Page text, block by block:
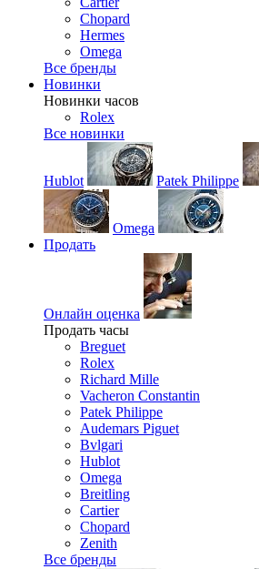
Chopard
Hermes
Omega
Все бренды
Новинки
Новинки часов
Rolex
Все новинки
Hublot Patek Philippe
Omega
Продать
Онлайн оценка
Продать часы
Breguet
Rolex
Richard Mille
Vacheron Constantin
Patek Philippe
Audemars Piguet
Bvlgari
Hublot
Omega
Breitling
Cartier
Chopard
Zenith
Все бренды